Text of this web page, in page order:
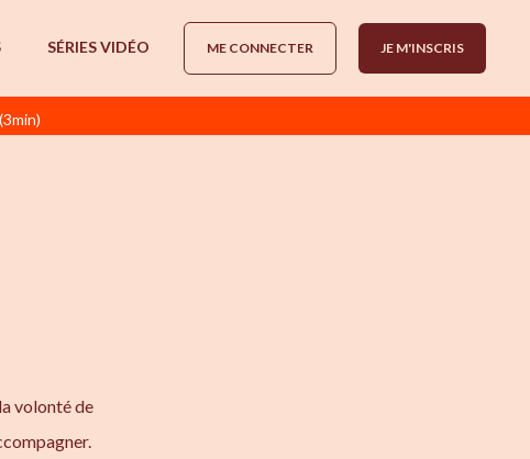
SÉRIES VIDÉO ME CONNECTER JE M'INSCRIS
volonté de